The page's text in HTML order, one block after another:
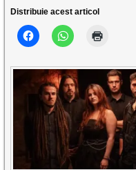
Distribuie acest articol